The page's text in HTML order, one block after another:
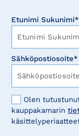
Etunimi Sukunimi*
Sähköpostiosoite*
Olen
kauppakamarin